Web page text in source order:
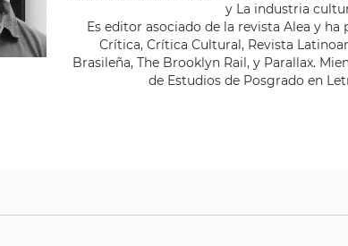
y La industria
Es editor asociado de la revista Alea y
Crítica, Crítica Cultural, Revista
Brasileña, The Brooklyn Rail, y Parallax.
de Estudios de Posgrado en